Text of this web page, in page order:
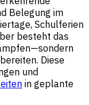
Belegung im
Schulferien
besteht das
Diese
und
in geplante